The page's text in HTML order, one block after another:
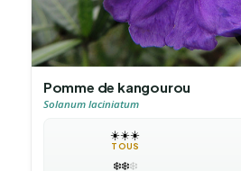
Pomme de kangourou
Solanum laciniatum
☀️☀️☀️
TOUS
❄️❄️❄️